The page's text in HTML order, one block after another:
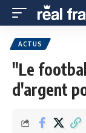
ACTUS
"Le
d'argent